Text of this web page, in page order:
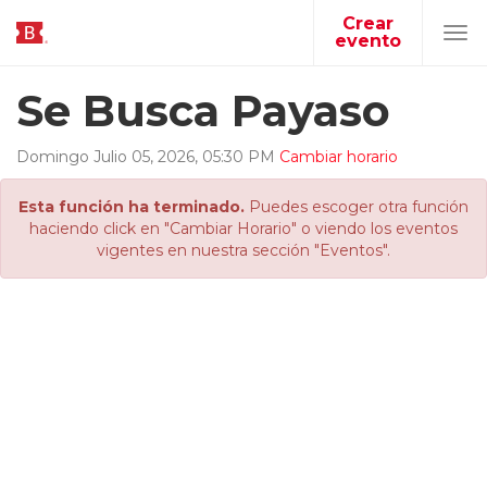
Crear
evento
Se Busca Payaso
Domingo Julio 05, 2026, 05:30 PM Cambiar horario
Esta función ha terminado. Puedes escoger otra función
haciendo click en "Cambiar Horario" o viendo los eventos
vigentes en nuestra sección "Eventos".